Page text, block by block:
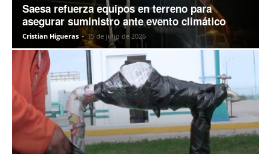
Saesa refuerza equipos en terreno para
asegurar suministro ante evento climático
Cristian Higueras - 15 de julio de 2026